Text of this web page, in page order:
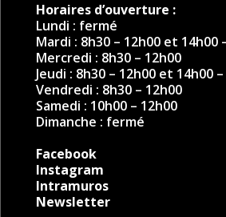
Horaires d’ouverture :
Lundi : fermé
Mardi : 8h30 – 12h00 et 14h00
Mercredi : 8h30 – 12h00
Jeudi : 8h30 – 12h00 et 14h00
Vendredi : 8h30 – 12h00
Samedi : 10h00 – 12h00
Dimanche : fermé
Facebook
Instagram
Intramuros
Newsletter